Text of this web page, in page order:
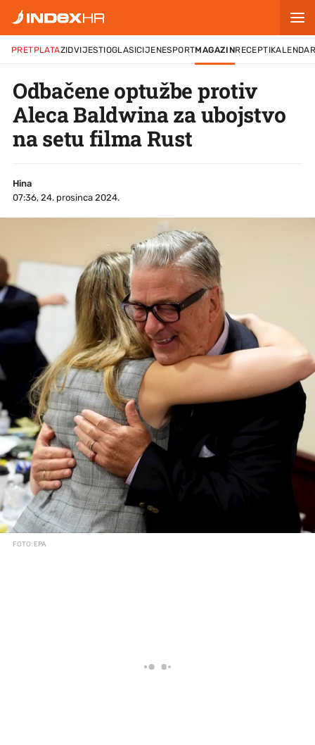
PRETPLATAZIDVIJESTIOGLASICIJENESPORTMAGAZINRECEPTI
Odbačene optužbe protiv
Aleca Baldwina za ubojstvo
na setu filma Rust
Hina
07:36, 24. prosinca 2024.
FOTO: EPA